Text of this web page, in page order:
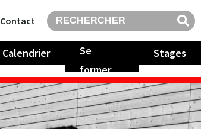
Contact
Calendrier
Se
former
Stages